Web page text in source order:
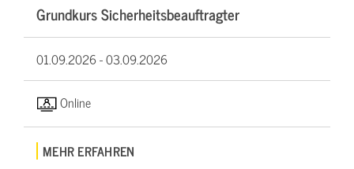
Grundkurs Sicherheitsbeauftragter
01.09.2026 -03.09.2026
Online
MEHR ERFAHREN